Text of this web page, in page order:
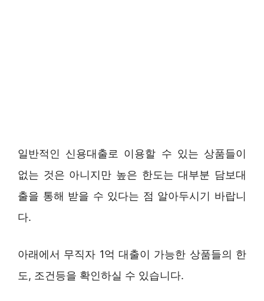
일반적인 신용대출로 이용할 수 있는 상품들이
없는 것은 아니지만 높은 한도는 대부분 담보대
출을 통해 받을 수 있다는 점 알아두시기 바랍니
다.
아래에서 무직자 1억 대출이 가능한 상품들의 한
도, 조건등을 확인하실 수 있습니다.